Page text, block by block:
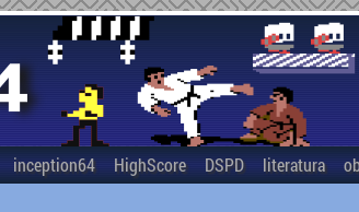
inception64 HighScore DSPD literatura